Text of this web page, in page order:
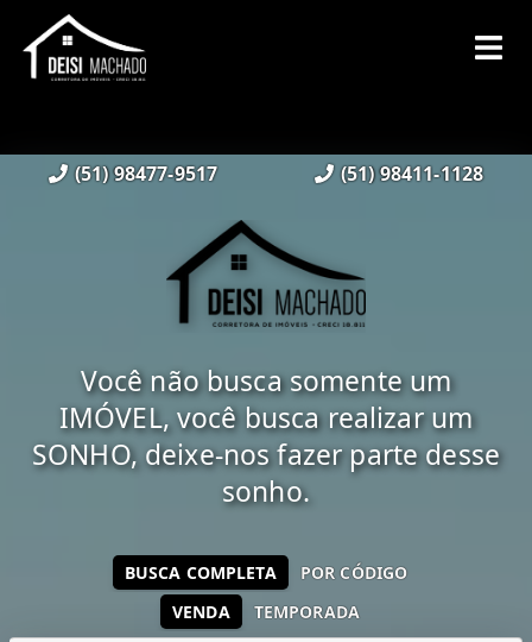
(51) 98477-9517 (51) 98411-1128
Você não busca somente um
IMÓVEL, você busca realizar um
SONHO, deixe-nos fazer parte desse
sonho.
VENDA TEMPORADA
BUSCA COMPLETA POR CÓDIGO